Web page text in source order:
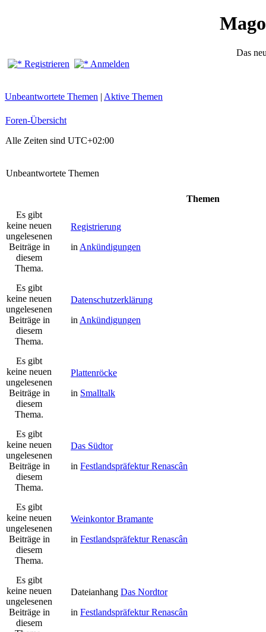
Das
Registrieren
Anmelden
Unbeantwortete Themen | Aktive Themen
Foren-Übersicht
Alle Zeiten sind UTC+02:00
Unbeantwortete Themen
Themen
Es gibt
keine neuen
ungelesenen
Beiträge in
diesem
Thema.
Registrierung
in Ankündigungen
Es gibt
keine neuen
ungelesenen
Beiträge in
diesem
Thema.
Datenschutzerklärung
in Ankündigungen
Es gibt
keine neuen
ungelesenen
Beiträge in
diesem
Thema.
Plattenröcke
in Smalltalk
Es gibt
keine neuen
ungelesenen
Beiträge in
diesem
Thema.
Das Südtor
in Festlandspräfektur Renascân
Es gibt
keine neuen
ungelesenen
Beiträge in
diesem
Thema.
Weinkontor Bramante
in Festlandspräfektur Renascân
Es gibt
keine neuen
ungelesenen
Beiträge in
diesem
Dateianhang Das Nordtor
in Festlandspräfektur Renascân